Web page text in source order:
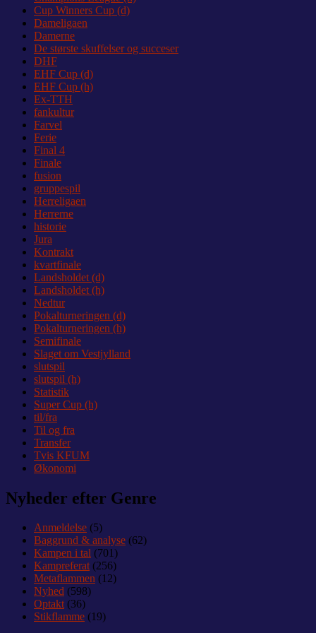
Cup Winners Cup (d)
Dameligaen
Damerne
De største skuffelser og succeser
DHF
EHF Cup (d)
EHF Cup (h)
Ex-TTH
fankultur
Farvel
Ferie
Final 4
Finale
fusion
gruppespil
Herreligaen
Herrerne
historie
Jura
Kontrakt
kvartfinale
Landsholdet (d)
Landsholdet (h)
Nedtur
Pokalturneringen (d)
Pokalturneringen (h)
Semifinale
Slaget om Vestjylland
slutspil
slutspil (h)
Statistik
Super Cup (h)
til/fra
Til og fra
Transfer
Tvis KFUM
Økonomi
Nyheder efter Genre
Anmeldelse (5)
Baggrund & analyse (62)
Kampen i tal (701)
Kampreferat(256)
Metaflammen (12)
Nyhed (598)
Optakt(36)
Stikflamme (19)